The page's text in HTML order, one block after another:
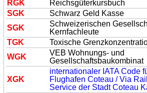
RGK Reichsgüterkursbuch
SGK Schwarz Geld Kasse
SGK
Schweizerischen
Kernfachleute
TGK Toxische
WGK
VEB Wohnungs- und
Gesellschaftsbaukombinat
XGK
internationaler IATA Code
Flughafen Coteau / Via Rail
Service der Stadt Coteau